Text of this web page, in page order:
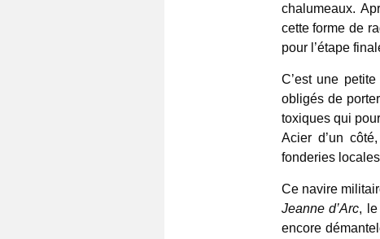
chalumeaux.
cette forme de
pour l’étape
C’est une
obligés de
toxiques qui
Acier d’un
fonderies
Ce navire
Jeanne d’Arc,
encore